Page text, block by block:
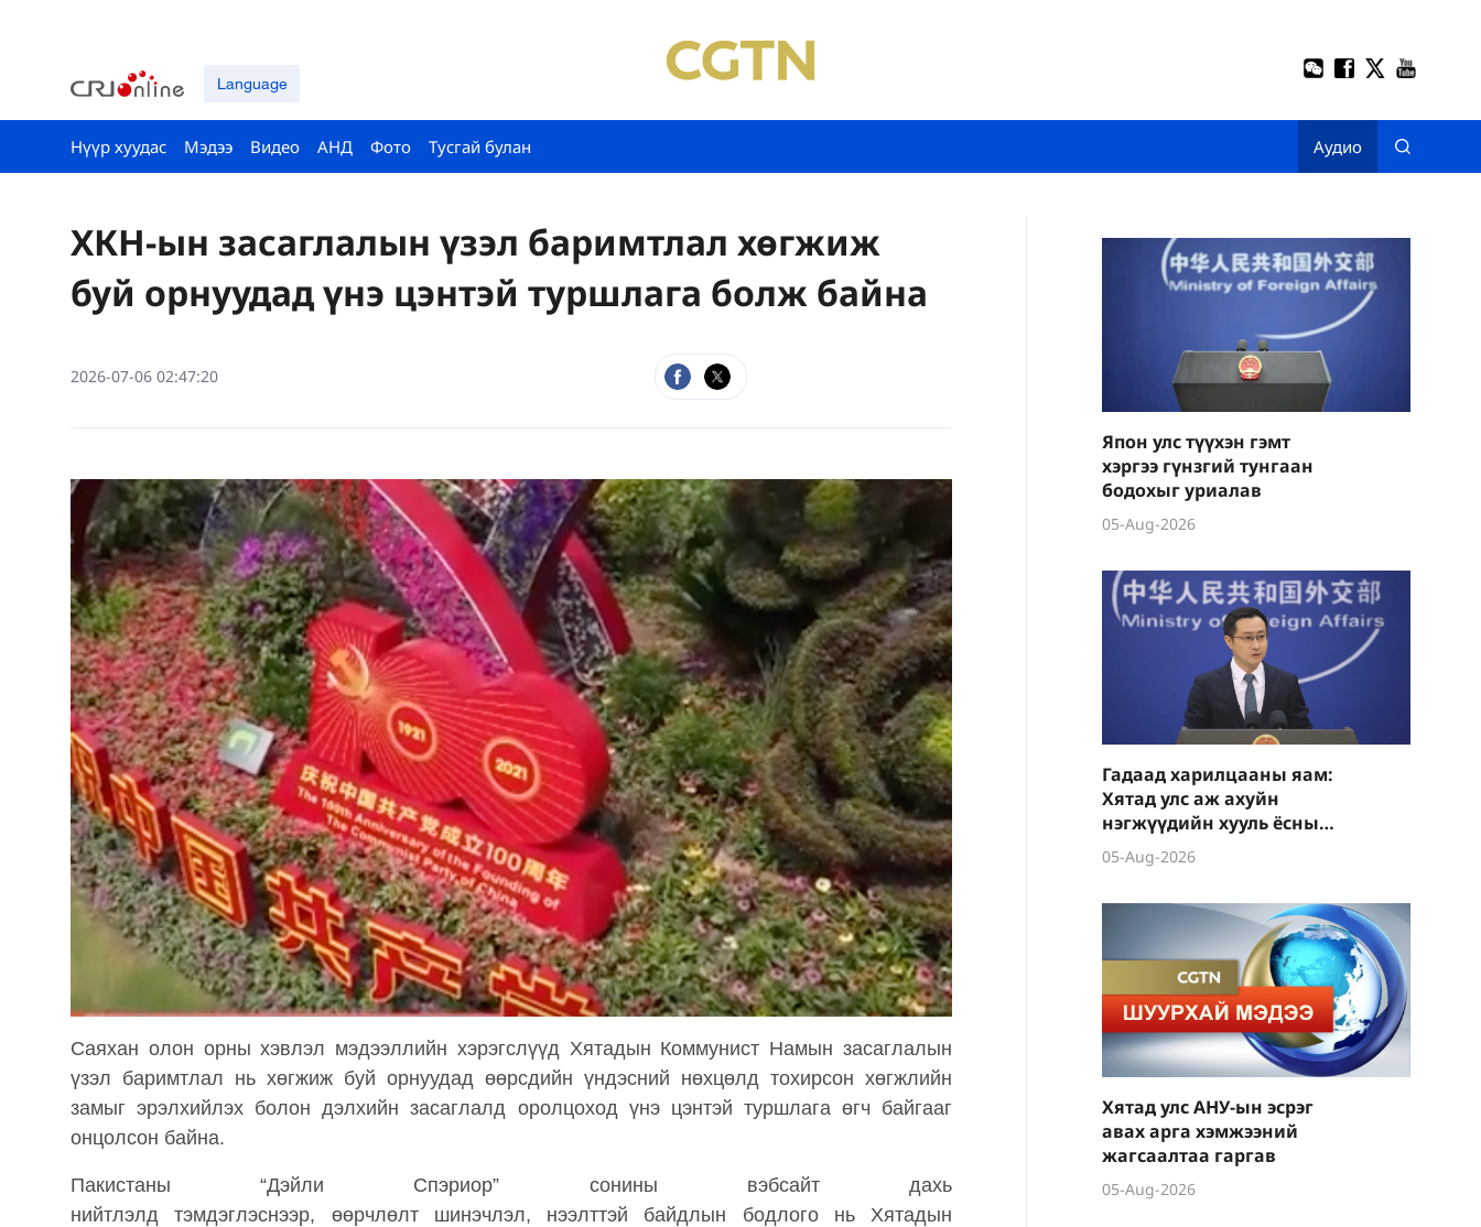
Language
Нүүр хуудас Мэдээ Видео АНД Фото Тусгай булан Аудио
ХКН-ын засаглалын үзэл баримтлал хөгжиж
буй орнуудад үнэ цэнтэй туршлага болж байна
2026-07-06 02:47:20
Саяхан олон орны хэвлэл мэдээллийн хэрэгслүүд Хятадын Коммунист Намын засаглалын
үзэл баримтлал нь хөгжиж буй орнуудад өөрсдийн үндэсний нөхцөлд тохирсон хөгжлийн
замыг эрэлхийлэх болон дэлхийн засаглалд оролцоход үнэ цэнтэй туршлага өгч байгааг
онцолсон байна.
Пакистаны “Дэйли Спэриор” сонины вэбсайт дахь
нийтлэлд тэмдэглэснээр, өөрчлөлт шинэчлэл, нээлттэй байдлын бодлого нь Хятадын
Япон улс түүхэн гэмт
хэргээ гүнзгий тунгаан
бодохыг уриалав
05-Aug-2026
Гадаад харилцааны яам:
Хятад улс аж ахуйн
нэгжүүдийн хууль ёсны
эрх ашгийг тууштай
хамгаална
05-Aug-2026
Хятад улс АНУ-ын эсрэг
авах арга хэмжээний
жагсаалтаа гаргав
05-Aug-2026